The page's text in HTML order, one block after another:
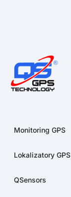
Monitoring GPS
Lokalizatory GPS
QSensors